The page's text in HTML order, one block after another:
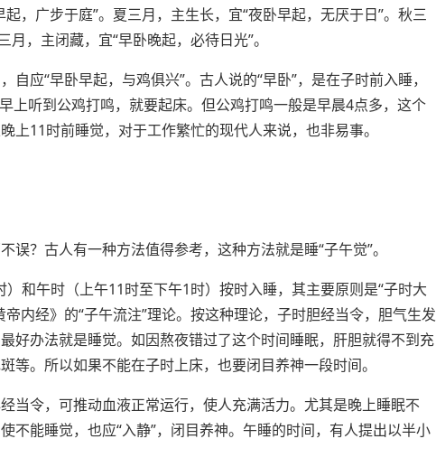
，广步于庭”。夏三月，主生长，宜“夜卧早起，无厌于日”。秋三
，主闭藏，宜“早卧晚起，必待日光”。
应“早卧早起，与鸡俱兴”。古人说的“早卧”，是在子时前入睡，
上听到公鸡打鸣，就要起床。但公鸡打鸣一般是早晨4点多，这个
上11时前睡觉，对于工作繁忙的现代人来说，也非易事。
？古人有一种方法值得参考，这种方法就是睡“子午觉”。
和午时（上午11时至下午1时）按时入睡，其主要原则是“子时大
内经》的“子午流注”理论。按这种理论，子时胆经当令，胆气生发
好办法就是睡觉。如因熬夜错过了这个时间睡眠，肝胆就得不到充
等。所以如果不能在子时上床，也要闭目养神一段时间。
当令，可推动血液正常运行，使人充满活力。尤其是晚上睡眠不
不能睡觉，也应“入静”，闭目养神。午睡的时间，有人提出以半小